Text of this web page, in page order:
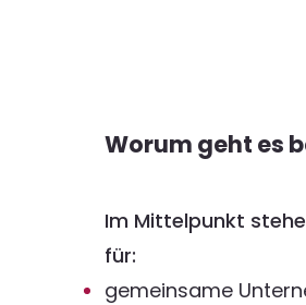
Worum geht es
Im Mittelpunkt
für:
gemeinsame